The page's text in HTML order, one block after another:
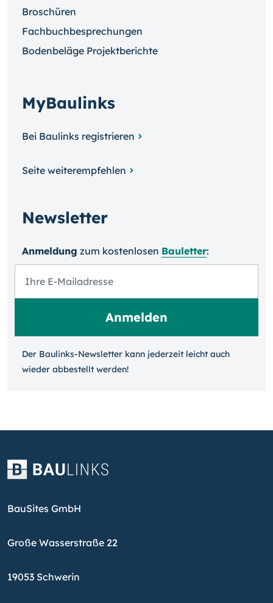
Broschüren
Fachbuchbesprechungen
Bodenbeläge Projektberichte
MyBaulinks
Bei Baulinks registrieren
Seite weiterempfehlen
Newsletter
Anmeldung zum kosten­losen Bauletter:
Der Baulinks-Newsletter kann jeder­zeit leicht auch
wieder ab­bestellt werden!
BauSites GmbH
Große Wasserstraße 22
19053 Schwerin